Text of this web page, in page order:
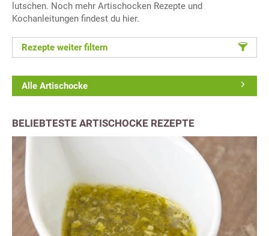
lutschen. Noch mehr Artischocken Rezepte und
Kochanleitungen findest du hier.
Rezepte weiter filtern
Alle Artischocke
BELIEBTESTE ARTISCHOCKE REZEPTE